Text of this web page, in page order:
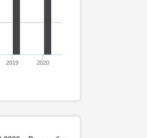
2019 2020